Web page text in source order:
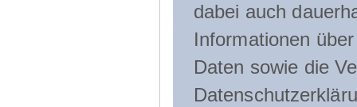
dabei auch
Informationen
Daten sowie die